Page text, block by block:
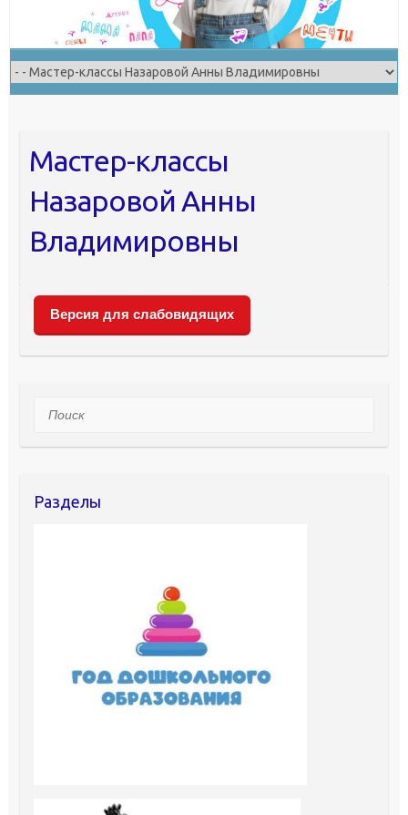
Мастер-классы
Назаровой Анны
Владимировны
Версия для слабовидящих
Поиск
Разделы